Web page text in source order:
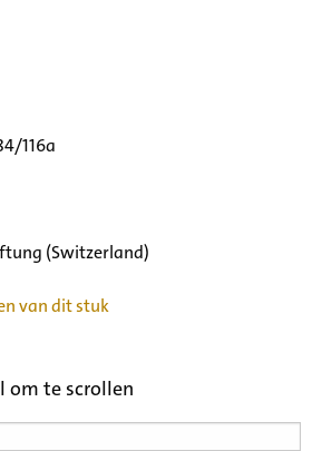
116a
(Switzerland)
van dit stuk
om te scrollen